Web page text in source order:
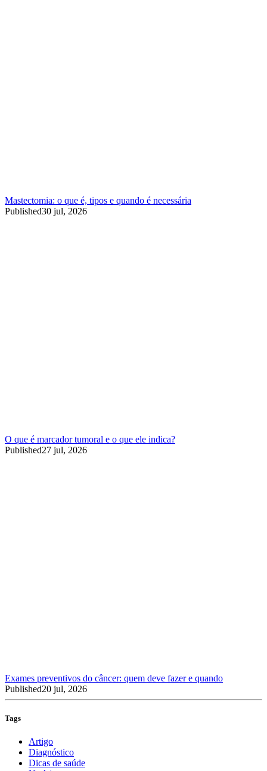
Mastectomia: o que é, tipos e quando é necessária
Published30 jul, 2026
O que é marcador tumoral e o que ele indica?
Published27 jul, 2026
Exames preventivos do câncer: quem deve fazer e quando
Published20 jul, 2026
Tags
Artigo
Diagnóstico
Dicas de saúde